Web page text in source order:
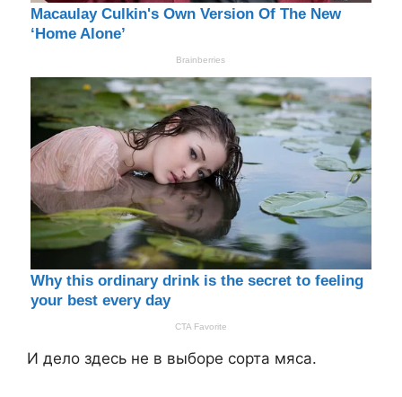
И дело здесь не в выборе сорта мяса.